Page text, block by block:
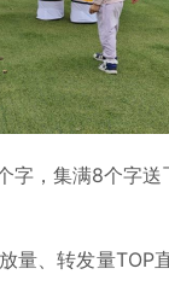
，集满8个字
、转发量TOP